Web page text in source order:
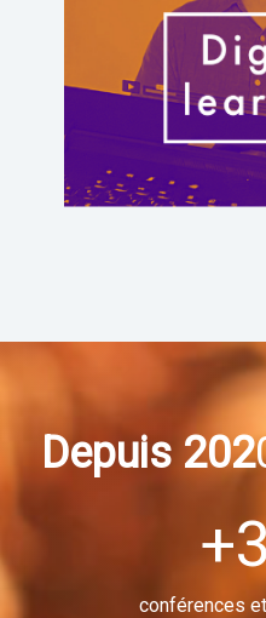
Rendez vos
programmes
Depuis 202
+
conférences